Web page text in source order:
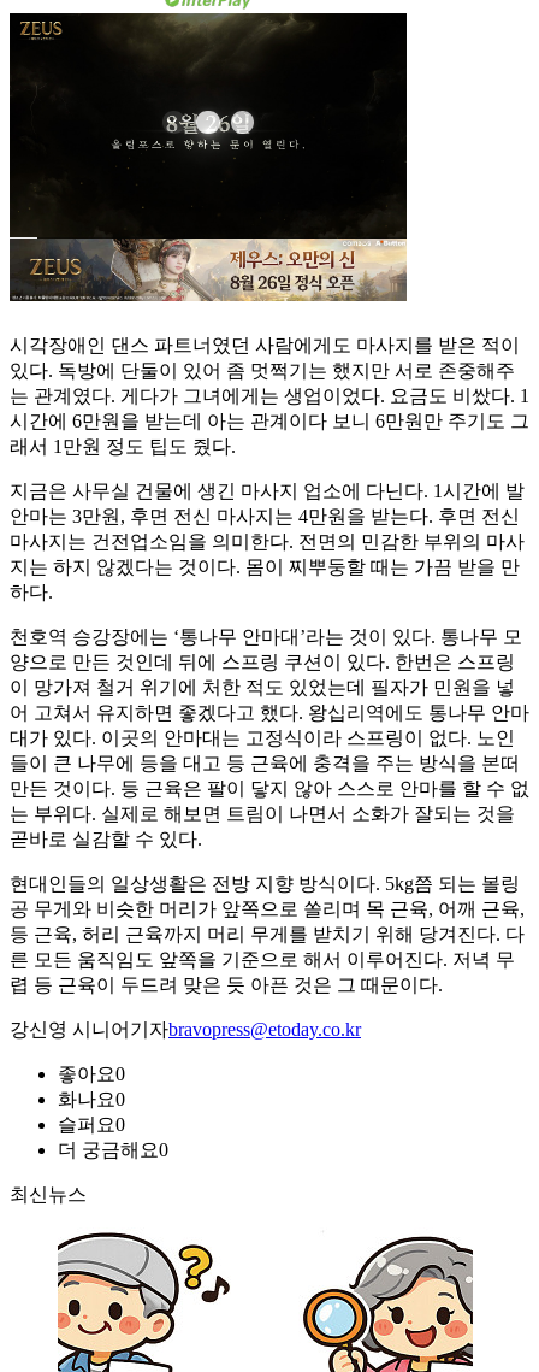
시각장애인 댄스 파트너였던 사람에게도 마사지를 받은 적이
있다. 독방에 단둘이 있어 좀 멋쩍기는 했지만 서로 존중해주
는 관계였다. 게다가 그녀에게는 생업이었다. 요금도 비쌌다. 1
시간에 6만원을 받는데 아는 관계이다 보니 6만원만 주기도 그
래서 1만원 정도 팁도 줬다.
지금은 사무실 건물에 생긴 마사지 업소에 다닌다. 1시간에 발
안마는 3만원, 후면 전신 마사지는 4만원을 받는다. 후면 전신
마사지는 건전업소임을 의미한다. 전면의 민감한 부위의 마사
지는 하지 않겠다는 것이다. 몸이 찌뿌둥할 때는 가끔 받을 만
하다.
천호역 승강장에는 ‘통나무 안마대’라는 것이 있다. 통나무 모
양으로 만든 것인데 뒤에 스프링 쿠션이 있다. 한번은 스프링
이 망가져 철거 위기에 처한 적도 있었는데 필자가 민원을 넣
어 고쳐서 유지하면 좋겠다고 했다. 왕십리역에도 통나무 안마
대가 있다. 이곳의 안마대는 고정식이라 스프링이 없다. 노인
들이 큰 나무에 등을 대고 등 근육에 충격을 주는 방식을 본떠
만든 것이다. 등 근육은 팔이 닿지 않아 스스로 안마를 할 수 없
는 부위다. 실제로 해보면 트림이 나면서 소화가 잘되는 것을
곧바로 실감할 수 있다.
현대인들의 일상생활은 전방 지향 방식이다. 5kg쯤 되는 볼링
공 무게와 비슷한 머리가 앞쪽으로 쏠리며 목 근육, 어깨 근육,
등 근육, 허리 근육까지 머리 무게를 받치기 위해 당겨진다. 다
른 모든 움직임도 앞쪽을 기준으로 해서 이루어진다. 저녁 무
렵 등 근육이 두드려 맞은 듯 아픈 것은 그 때문이다.
강신영 시니어기자bravopress@etoday.co.kr
좋아요0
화나요0
슬퍼요0
더 궁금해요0
최신뉴스